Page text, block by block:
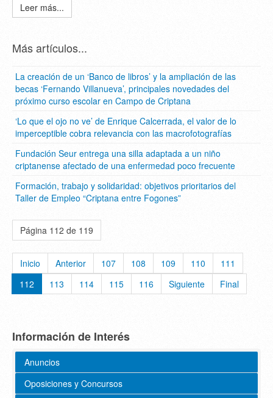
Leer más...
Más artículos...
La creación de un ‘Banco de libros’ y la ampliación de las
becas ‘Fernando Villanueva’, principales novedades del
próximo curso escolar en Campo de Criptana
‘Lo que el ojo no ve’ de Enrique Calcerrada, el valor de lo
imperceptible cobra relevancia con las macrofotografías
Fundación Seur entrega una silla adaptada a un niño
criptanense afectado de una enfermedad poco frecuente
Formación, trabajo y solidaridad: objetivos prioritarios del
Taller de Empleo “Criptana entre Fogones”
Página 112 de 119
Inicio Anterior 107 108 109 110
111
112
113 114 115 116 Siguiente Final
Información de Interés
Anuncios
Oposiciones y Concursos